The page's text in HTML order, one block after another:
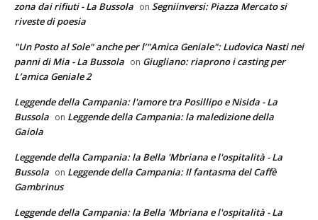
zona dai rifiuti - La Bussola on Segniinversi: Piazza Mercato si
riveste di poesia
"Un Posto al Sole" anche per l’"Amica Geniale": Ludovica Nasti nei
panni di Mia - La Bussola on Giugliano: riaprono i casting per
L’amica Geniale 2
Leggende della Campania: l'amore tra Posillipo e Nisida - La
Bussola on Leggende della Campania: la maledizione della
Gaiola
Leggende della Campania: la Bella 'Mbriana e l'ospitalità - La
Bussola on Leggende della Campania: Il fantasma del Caffè
Gambrinus
Leggende della Campania: la Bella 'Mbriana e l'ospitalità - La